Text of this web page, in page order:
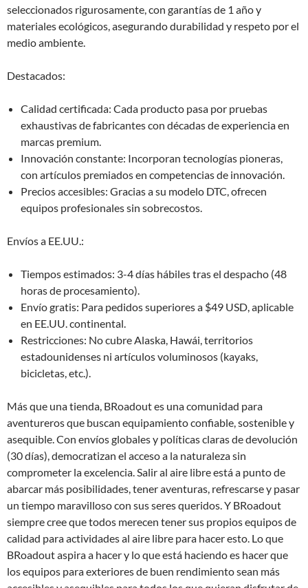
seleccionados rigurosamente, con garantías de 1 año y
materiales ecológicos, asegurando durabilidad y respeto por el
medio ambiente.
Destacados:
Calidad certificada: Cada producto pasa por pruebas
exhaustivas de fabricantes con décadas de experiencia en
marcas premium.
Innovación constante: Incorporan tecnologías pioneras,
con artículos premiados en competencias de innovación.
Precios accesibles: Gracias a su modelo DTC, ofrecen
equipos profesionales sin sobrecostos.
Envíos a EE.UU.:
Tiempos estimados: 3-4 días hábiles tras el despacho (48
horas de procesamiento).
Envío gratis: Para pedidos superiores a $49 USD, aplicable
en EE.UU. continental.
Restricciones: No cubre Alaska, Hawái, territorios
estadounidenses ni artículos voluminosos (kayaks,
bicicletas, etc.).
Más que una tienda, BRoadout es una comunidad para
aventureros que buscan equipamiento confiable, sostenible y
asequible. Con envíos globales y políticas claras de devolución
(30 días), democratizan el acceso a la naturaleza sin
comprometer la excelencia. Salir al aire libre está a punto de
abarcar más posibilidades, tener aventuras, refrescarse y pasar
un tiempo maravilloso con sus seres queridos. Y BRoadout
siempre cree que todos merecen tener sus propios equipos de
calidad para actividades al aire libre para hacer esto. Lo que
BRoadout aspira a hacer y lo que está haciendo es hacer que
los equipos para exteriores de buen rendimiento sean más